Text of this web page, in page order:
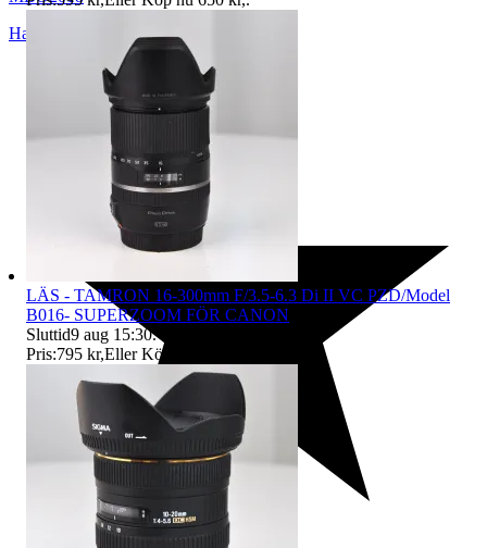
Hallsberg
LÄS - TAMRON 16-300mm F/3.5-6.3 Di II VC PZD/Model
B016- SUPERZOOM FÖR CANON
Sluttid9 aug 15:30.
Pris:795 kr,Eller Köp nu